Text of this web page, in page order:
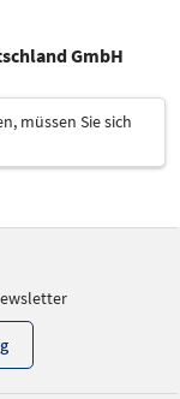
GmbH
müssen Sie sich